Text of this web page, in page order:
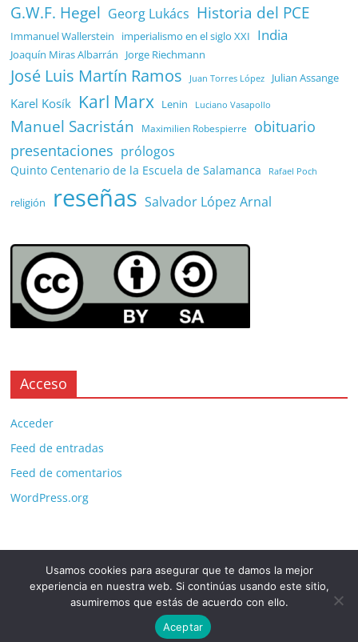
G.W.F. Hegel Georg Lukács Historia del PCE
Immanuel Wallerstein imperialismo en el siglo XXI India
Joaquín Miras Albarrán Jorge Riechmann
José Luis Martín Ramos Juan Torres López Julian Assange
Karel Kosík Karl Marx Lenin Luciano Vasapollo
Manuel Sacristán Maximilien Robespierre
obituario
presentaciones prólogos
Quinto Centenario de la Escuela de Salamanca Rafael Poch
religión reseñas Salvador López Arnal
Acceso
Acceder
Feed de entradas
Feed de comentarios
WordPress.org
Copyright © 2026 . All rights reserved.
ColorMag Pro by ThemeGrill. Powered byWordPress.
Usamos cookies para asegurar que te damos la mejor
experiencia en nuestra web. Si continúas usando este sitio,
asumiremos que estás de acuerdo con ello.
Aceptar